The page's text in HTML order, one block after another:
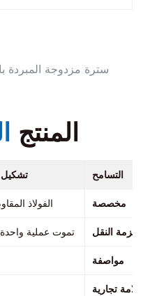
سترة مزدوجة المبردة
المنتج
تشكيل التسامح
الفولاذ مخصصة
تموت عملية حزمة النقل
مواصفة
علامة تجارية